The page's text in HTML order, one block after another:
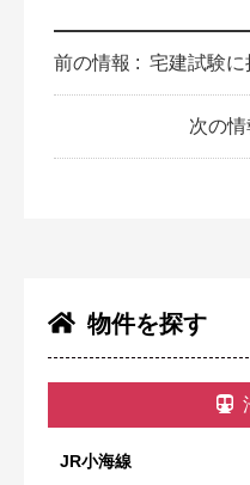
物件を探す
JR小海線
前の情報 : 宅建試験に
次の情